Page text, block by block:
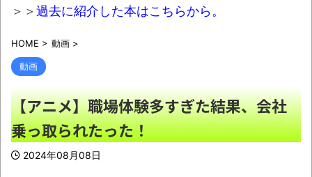
つチートだろ…」と思った奴あげてけ
NEW!
ｗｗｗｗｗｗｗｗｗNEW!
記者「中革連は食料品消費税ゼロを公約に
掲げていたが？」→階猛氏「それは財源確保と
いう条件付き」
＞＞過去に紹介した本はこちらから。
HOME > 動画 >
動画
【アニメ】職場体験多すぎた結果、会社
乗っ取られたった！
2024年08月08日